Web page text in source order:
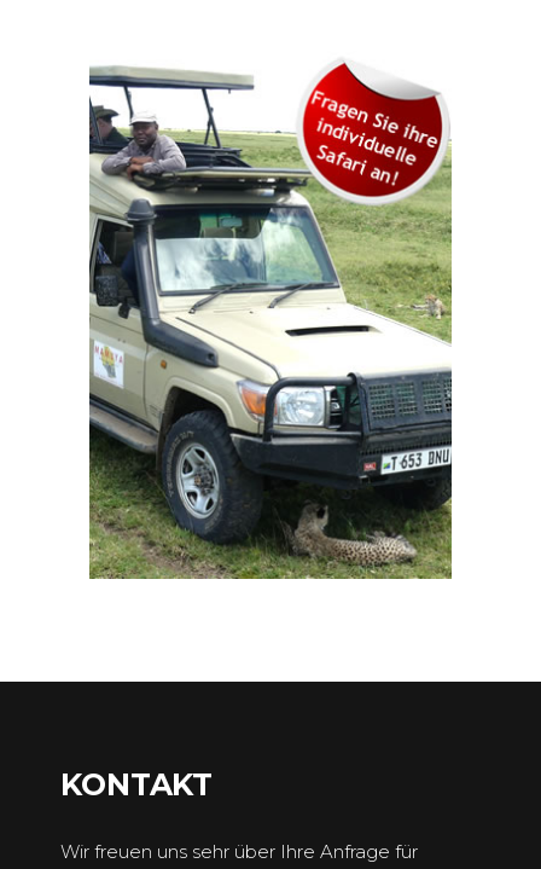
KONTAKT
Wir freuen uns sehr über Ihre Anfrage für